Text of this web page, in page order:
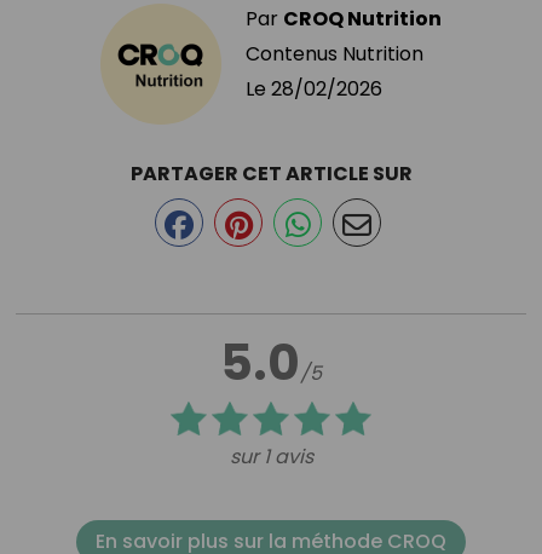
Par CROQ Nutrition
Contenus Nutrition
Le 28/02/2026
5.0/5
sur 1 avis
PARTAGER CET ARTICLE SUR
En savoir plus sur la méthode CROQ